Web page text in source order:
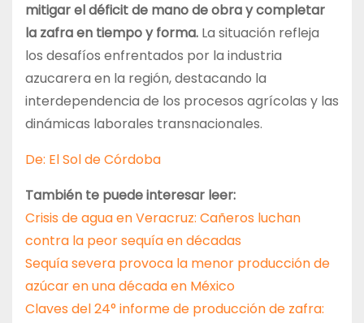
mitigar el déficit de mano de obra y completar
la zafra en tiempo y forma. La situación refleja
los desafíos enfrentados por la industria
azucarera en la región, destacando la
interdependencia de los procesos agrícolas y las
dinámicas laborales transnacionales.
De: El Sol de Córdoba
También te puede interesar leer:
Crisis de agua en Veracruz: Cañeros luchan
contra la peor sequía en décadas
Sequía severa provoca la menor producción de
azúcar en una década en México
Claves del 24° informe de producción de zafra: